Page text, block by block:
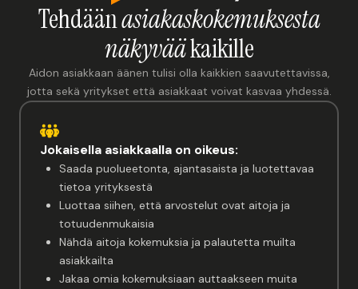
Tehdäänasiakaskokemuksesta
näkyvääkaikille
Aidon asiakkaan äänen tulisi olla kaikkien saavutettavissa,
jotta sekä yritykset että asiakkaat voivat kasvaa yhdessä.
Jokaisella asiakkaalla on oikeus:
Saada puolueetonta, ajantasaista ja luotettavaa
tietoa yrityksestä
Luottaa siihen, että arvostelut ovat aitoja ja
totuudenmukaisia
Nähdä aitoja kokemuksia ja palautetta muilta
asiakkailta
Jakaa omia kokemuksiaan auttaakseen muita